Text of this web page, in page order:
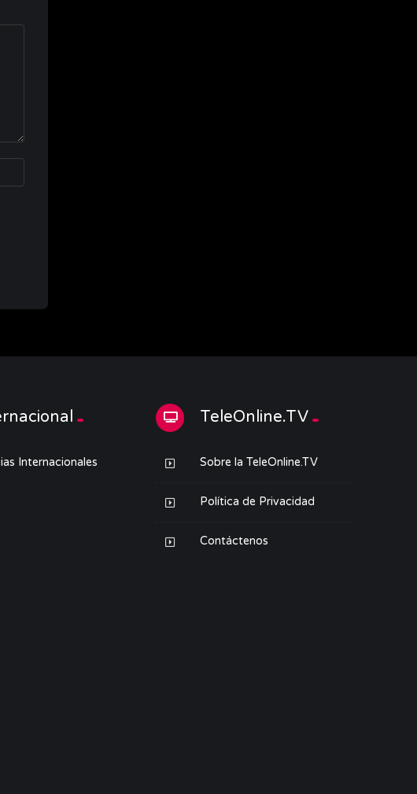
Internacionales
TeleOnline.TV
Sobre la TeleOnline.TV
Política de Privacidad
Contáctenos